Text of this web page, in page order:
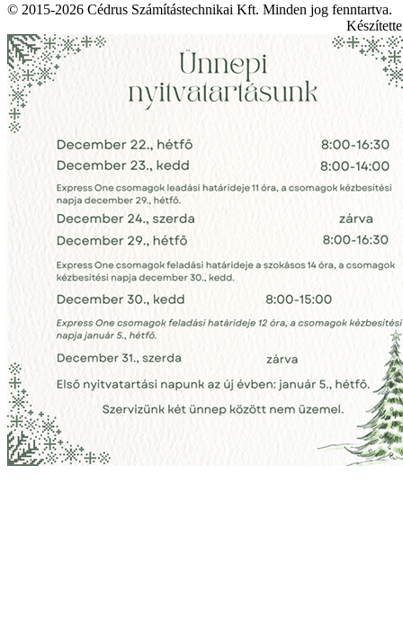
© 2015-2026 Cédrus Számítástechnikai Kft. Minden jog fenntartva.